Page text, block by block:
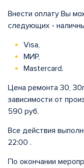
Внести оплату Вы
следующих -
Visa,
МИР,
Mastercard.
Цена ремонта 30,
зависимости от
590 руб.
Все действия
22:00 .
По окончании